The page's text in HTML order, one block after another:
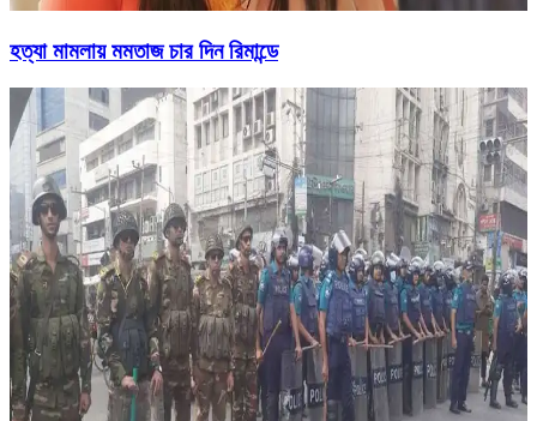
হত্যা মামলায় মমতাজ চার দিন রিমান্ডে